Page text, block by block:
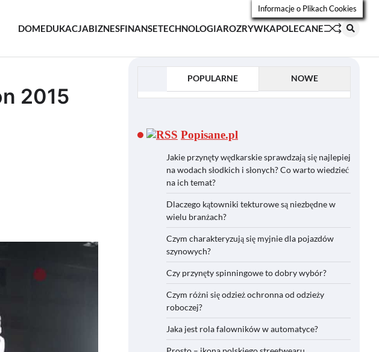
DOMEDUKACJABIZNESFINANSETECHNOLOGIAROZRYWKAPOLECANE
2015
POPULARNE NOWE
Popisane.pl
Jakie przynęty wędkarskie sprawdzają się najlepiej
na wodach słodkich i słonych? Co warto wiedzieć
na ich temat?
Dlaczego kątowniki tekturowe są niezbędne w
wielu branżach?
Czym charakteryzują się myjnie dla pojazdów
szynowych?
Czy przynęty spinningowe to dobry wybór?
Czym różni się odzież ochronna od odzieży
roboczej?
Jaka jest rola falowników w automatyce?
Informacje o Plikach Cookies